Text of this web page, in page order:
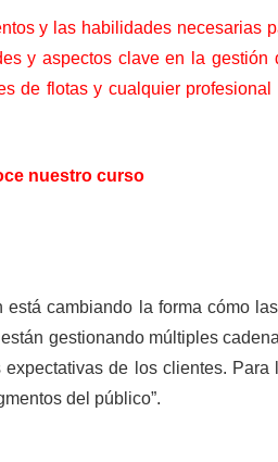
y las habilidades necesarias
y aspectos clave en la gestión
de flotas y cualquier
nuestro curso
está cambiando la forma cómo
gestionando múltiples
de los clientes. Para
del público”.